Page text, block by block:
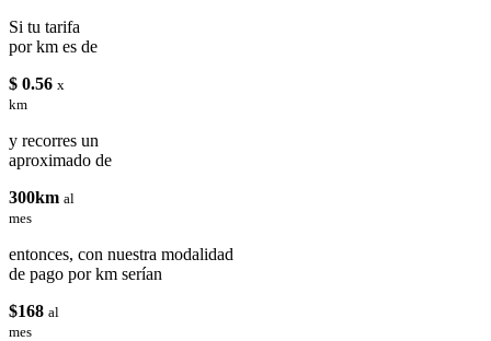
Si tu tarifa
por km es de
$ 0.56 x
km
y recorres un
aproximado de
300km al
mes
entonces, con nuestra modalidad
de pago por km serían
$168 al
mes